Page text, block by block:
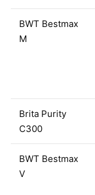
BWT Bestmax
M
Brita Purity
C300
BWT Bestmax
V